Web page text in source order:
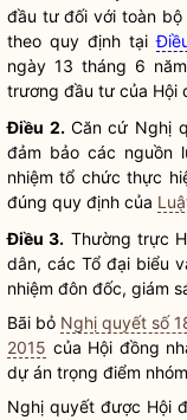
đầu tưđối với toàn bộ
theo quy định tại
ngày 13 tháng 6
trương đầu tư của Hội
Điều 2. Căn cứ Nghị
đảm bảo các nguồn
nhiệm tổ chức thực
đúng quy định của
Điều 3. Thường trực
dân, các Tổ đại biểu
nhiệm đôn đốc, giám
Bãi bỏ Nghị quyết số
2015 của Hội đồng
dự án trọng điểm
Nghị quyết được Hội